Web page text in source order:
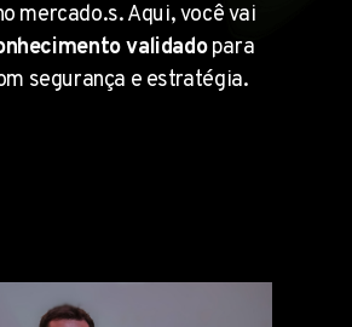
mercado.s. Aqui, você vai
validadopara
segurança e estratégia.